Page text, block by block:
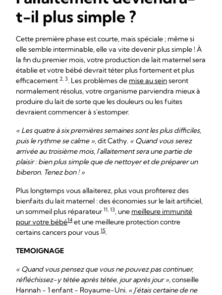
t-il plus simple ?
Cette première phase est courte, mais spéciale ; même si
elle semble interminable, elle va vite devenir plus simple ! À
la fin du premier mois, votre production de lait maternel sera
établie et votre bébé devrait téter plus fortement et plus
efficacement 2, 3. Les problèmes de mise au seinseront
normalement résolus, votre organisme parviendra mieux à
produire du lait de sorte que les douleurs ou les fuites
devraient commencer à s'estomper.
« Les quatre à six premières semaines sont les plus difficiles,
puis le rythme se calme »,dit Cathy. « Quand vous serez
arrivée au troisième mois, l'allaitement sera une partie de
plaisir : bien plus simple que de nettoyer et de préparer un
biberon. Tenez bon ! »
Plus longtemps vous allaiterez, plus vous profiterez des
bienfaits du lait maternel : des économies sur le lait artificiel,
un sommeil plus réparateur11, 13, une meilleure immunité
pour votre bébé14 et une meilleure protection contre
certains cancers pour vous 15.
TEMOIGNAGE
« Quand vous pensez que vous ne pouvez pas continuer,
réfléchissez-y tétée après tétée, jour après jour »,conseille
Hannah - 1 enfant - Royaume-Uni. « J'étais certaine de ne